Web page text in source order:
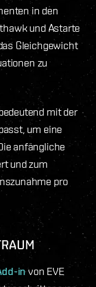
in den
und Astarte
Gleichgewicht
zu
mit der
um eine
anfängliche
und zum
pro
invon EVE